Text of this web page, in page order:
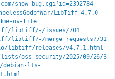
show_bug.cgi?id=2392784
LibTiff-4.7.0-
ov-file
libtiff/-/issues/704
libtiff/-/merge_requests/732
releases/v4.7.1.html
lists/oss-security/2025/09/26/3
debian-lts-